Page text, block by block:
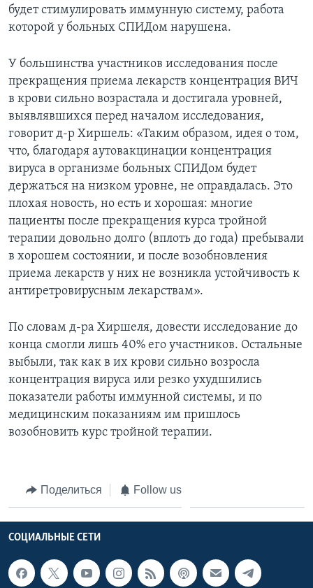
будет стимулировать иммунную систему, работа
которой у больных СПИДом нарушена.
У большинства участников исследования после
прекращения приема лекарств концентрация ВИЧ
в крови сильно возрастала и достигала уровней,
выявлявшихся перед началом исследования,
говорит д-р Хиршель: «Таким образом, идея о том,
что, благодаря аутовакцинации концентрация
вируса в организме больных СПИДом будет
держаться на низком уровне, не оправдалась. Это
плохая новость, но есть и хорошая: многие
пациенты после прекращения курса тройной
терапии довольно долго (вплоть до года) пребывали
в хорошем состоянии, и после возобновления
приема лекарств у них не возникла устойчивость к
антиретровирусным лекарствам».
По словам д-ра Хиршеля, довести исследование до
конца смогли лишь 40% его участников. Остальные
выбыли, так как в их крови сильно возросла
концентрация вируса или резко ухудшились
показатели работы иммунной системы, и по
медицинским показаниям им пришлось
возобновить курс тройной терапии.
Поделиться Follow us
СОЦИАЛЬНЫЕ СЕТИ